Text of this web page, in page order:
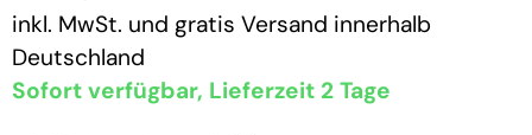
inkl. MwSt. und gratis Versand innerhalb
Deutschland
Sofort verfügbar, Lieferzeit 2 Tage